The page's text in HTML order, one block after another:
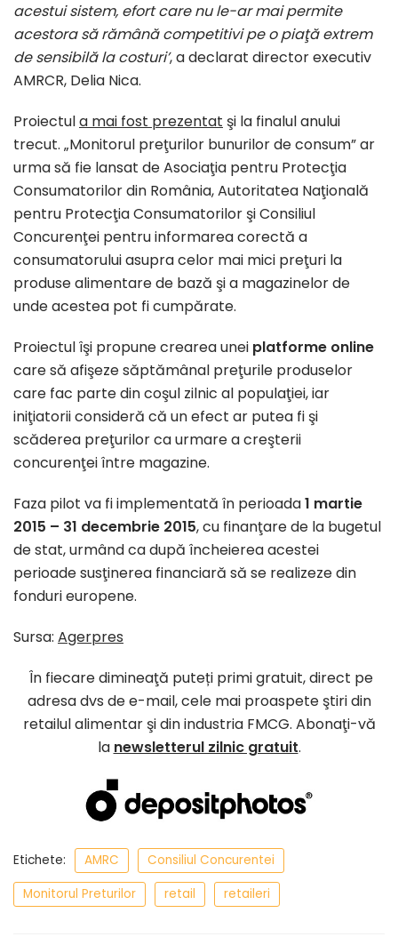
acestui sistem, efort care nu le-ar mai permite
acestora să rămână competitivi pe o piaţă extrem
de sensibilă la costuri’, a declarat director executiv
AMRCR, Delia Nica.
Proiectula mai fost prezentat şi la finalul anului
trecut. „Monitorul preţurilor bunurilor de consum” ar
urma să fie lansat de Asociaţia pentru Protecţia
Consumatorilor din România, Autoritatea Naţională
pentru Protecţia Consumatorilor şi Consiliul
Concurenţei pentru informarea corectă a
consumatorului asupra celor mai mici preţuri la
produse alimentare de bază şi a magazinelor de
unde acestea pot fi cumpărate.
Proiectul îşi propune crearea unei platforme online
care să afişeze săptămânal preţurile produselor
care fac parte din coşul zilnic al populaţiei, iar
iniţiatorii consideră că un efect ar putea fi şi
scăderea preţurilor ca urmare a creşterii
concurenţei între magazine.
Faza pilot va fi implementată în perioada1 martie
2015 – 31 decembrie 2015, cu finanţare de la bugetul
de stat, urmând ca după încheierea acestei
perioade susţinerea financiară să se realizeze din
fonduri europene.
Sursa: Agerpres
În fiecare dimineaţă puteți primi gratuit, direct pe
adresa dvs de e-mail, cele mai proaspete ştiri din
retailul alimentar şi din industria FMCG. Abonaţi-vă
la newsletterul zilnic gratuit.
Etichete: AMRC
Consiliul Concurentei
Monitorul Preturilor
retail retaileri